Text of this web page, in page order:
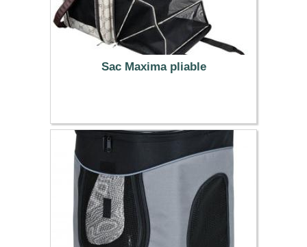
Sac Maxima pliable
79.99 €